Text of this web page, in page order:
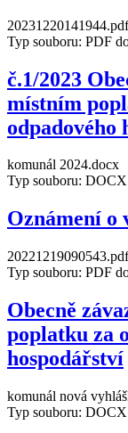
20231220141944.pdf
Typ souboru: PDF
č.1/2023
místním
odpadového
komunál 2024.docx
Typ souboru:
Oznámení o
20221219090543.pdf
Typ souboru: PDF
Obecně
poplatku za
hospodářství
komunál nová
Typ souboru: